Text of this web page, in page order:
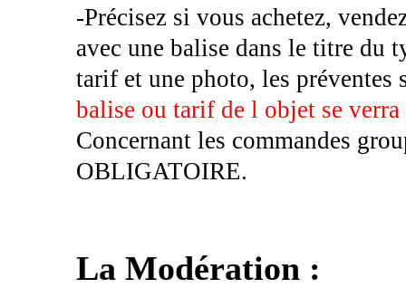
-Précisez si vous achetez,
avec une balise dans le titre du
tarif et une photo, les
balise ou tarif de l objet se verra
Concernant les commandes
OBLIGATOIRE.
La Modération :